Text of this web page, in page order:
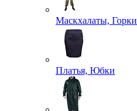
Маскхалаты, Горки
Платья, Юбки